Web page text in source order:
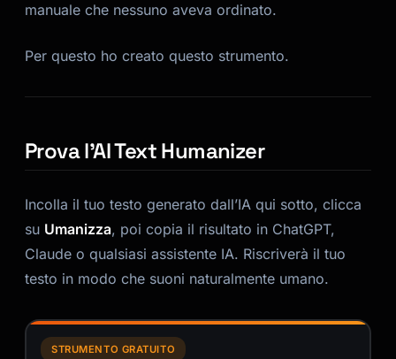
manuale che nessuno aveva ordinato.
Per questo ho creato questo strumento.
Prova l’AI Text Humanizer
Incolla il tuo testo generato dall’IA qui sotto, clicca
su Umanizza, poi copia il risultato in ChatGPT,
Claude o qualsiasi assistente IA. Riscriverà il tuo
testo in modo che suoni naturalmente umano.
STRUMENTO GRATUITO